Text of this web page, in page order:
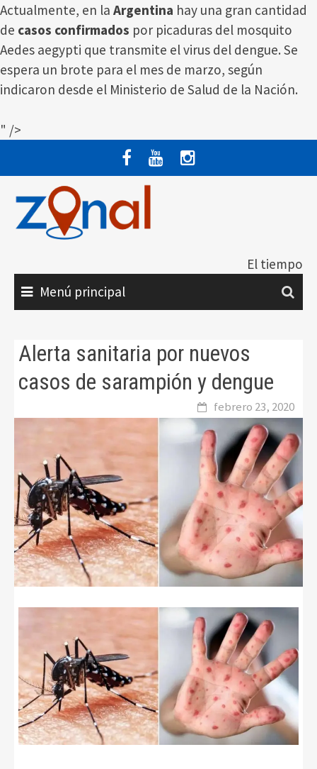
Actualmente, en la Argentina hay una gran cantidad
de casos confirmados por picaduras del mosquito
Aedes aegypti que transmite el virus del dengue. Se
espera un brote para el mes de marzo, según
indicaron desde el Ministerio de Salud de la Nación.
" />
contenido
El tiempo
Menú principal
Alerta sanitaria por nuevos
casos de sarampión y dengue
febrero 23, 2020